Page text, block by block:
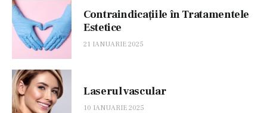
Contraindicațiile în Tratamentele
Estetice
21 IANUARIE 2025
Laserul vascular
10 IANUARIE 2025